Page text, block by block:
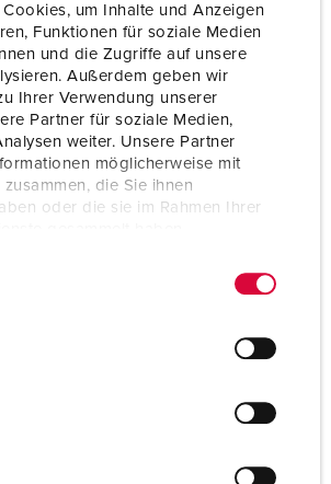
um Inhalte und Anzeigen
Funktionen für soziale Medien
und die Zugriffe auf unsere
Außerdem geben wir
Ihrer Verwendung unserer
Partner für soziale Medien,
weiter. Unsere Partner
möglicherweise mit
die Sie ihnen
oder die sie im Rahmen Ihrer
vernickelte Kontakte
ZUM ARTIKEL